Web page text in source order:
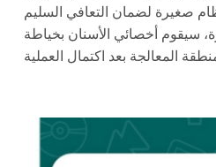
صغيرة لضمان التعافي السليم
سيقوم أخصائي الأسنان بخياطة